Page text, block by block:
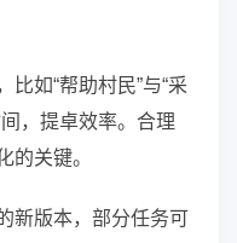
如“帮助村民”与“采
，提卓效率。合理
的关键。
新版本，部分任务可